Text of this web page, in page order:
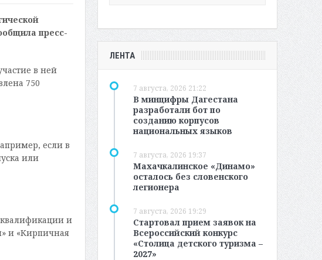
пресс-
в ней
750
если в
или
и
и «Кирпичная
ЛЕНТА
7 августа, 2026 21:22
В минцифры Дагестана
разработали бот по
созданию корпусов
национальных языков
7 августа, 2026 19:37
Махачкалинское «Динамо»
осталось без словенского
легионера
7 августа, 2026 19:29
Стартовал прием заявок на
Всероссийский конкурс
«Столица детского туризма –
2027»